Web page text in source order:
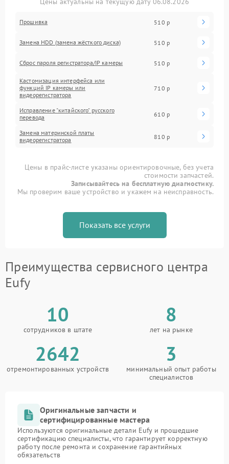
Прошивка 510 р
Замена HDD (замена жёсткого диска) 510 р
Сброс пароля регистратора/IP камеры 510 р
Кастомизация интерфейса или
функций IP камеры или
видеорегистратора
710 р
Исправление "китайского" русского
перевода
610 р
Замена материнской платы
видеорегистратора
810 р
Цены в прайс-листе указаны ориентировочные, без учета
стоимости запчастей.
Записывайтесь на бесплатную диагностику.
Мы проверим ваше устройство и укажем на неисправность.
Показать все услуги
Преимущества сервисного центра
Eufy
10
сотрудников в штате
8
лет на рынке
2642
отремонтированных устройств
3
минимальный опыт работы
специалистов
Оригинальные запчасти и
сертифицированные мастера
Используются оригинальные детали Eufy и прошедшие
сертификацию специалисты, что гарантирует корректную
работу после ремонта и сохранение гарантийных
обязательств